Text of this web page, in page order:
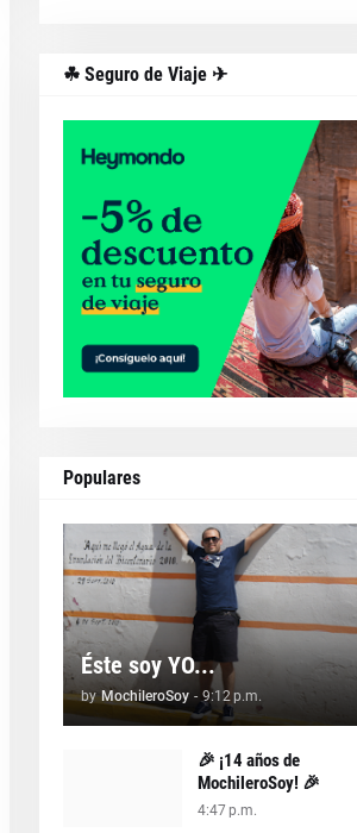
☘ Seguro de Viaje ✈
Populares
Éste soy YO...
by MochileroSoy - 9:12 p.m.
🎉 ¡14 años de
MochileroSoy! 🎉
4:47 p.m.